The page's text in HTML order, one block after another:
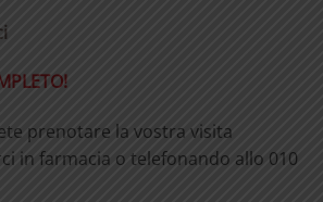
prenotare la vostra visita
in farmacia o telefonando allo 010